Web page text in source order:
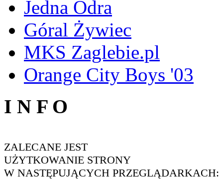
Jedna Odra
Góral Żywiec
MKS Zaglebie.pl
Orange City Boys '03
I N F O
ZALECANE JEST
UŻYTKOWANIE STRONY
W NASTĘPUJĄCYCH PRZEGLĄDARKACH: